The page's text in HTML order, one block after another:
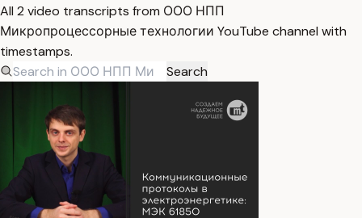
All 2 video transcripts from ООО НПП
Микропроцессорные технологии YouTube channel with
timestamps.
Search